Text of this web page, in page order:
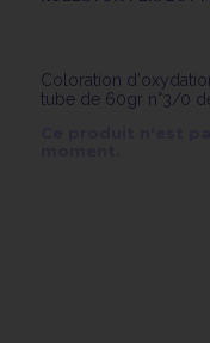
Coloration
tube de 60gr n°3/0